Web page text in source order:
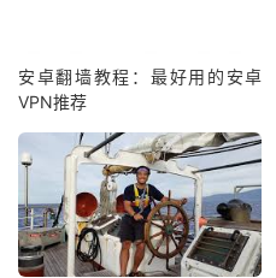
安卓翻墙教程：最好用的安卓
VPN推荐